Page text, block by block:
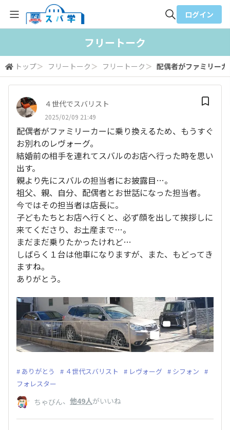
検索
ログイン
フリートーク
トップ＞ フリートーク ＞ フリートーク ＞ 配偶者がファミリー
４世代でスバリスト
2025/02/09 21:49
配偶者がファミリーカーに乗り換えるため、もうすぐ
お別れのレヴォーグ。
結婚前の相手を連れてスバルのお店へ行った時を思い
出す。
親より先にスバルの担当者にお披露目…。
祖父、親、自分、配偶者とお世話になった担当者。
今ではその担当者は店長に。
子どもたちとお店へ行くと、必ず顔を出して挨拶しに
来てくださり、お土産まで…。
まだまだ乗りたかったけれど…
しばらく１台は他車になりますが、また、もどってき
ますね。
ありがとう。
ありがとう ４世代スバリスト レヴォーグ
シフォン
フォレスター
ちゃびん、 他49人がいいね